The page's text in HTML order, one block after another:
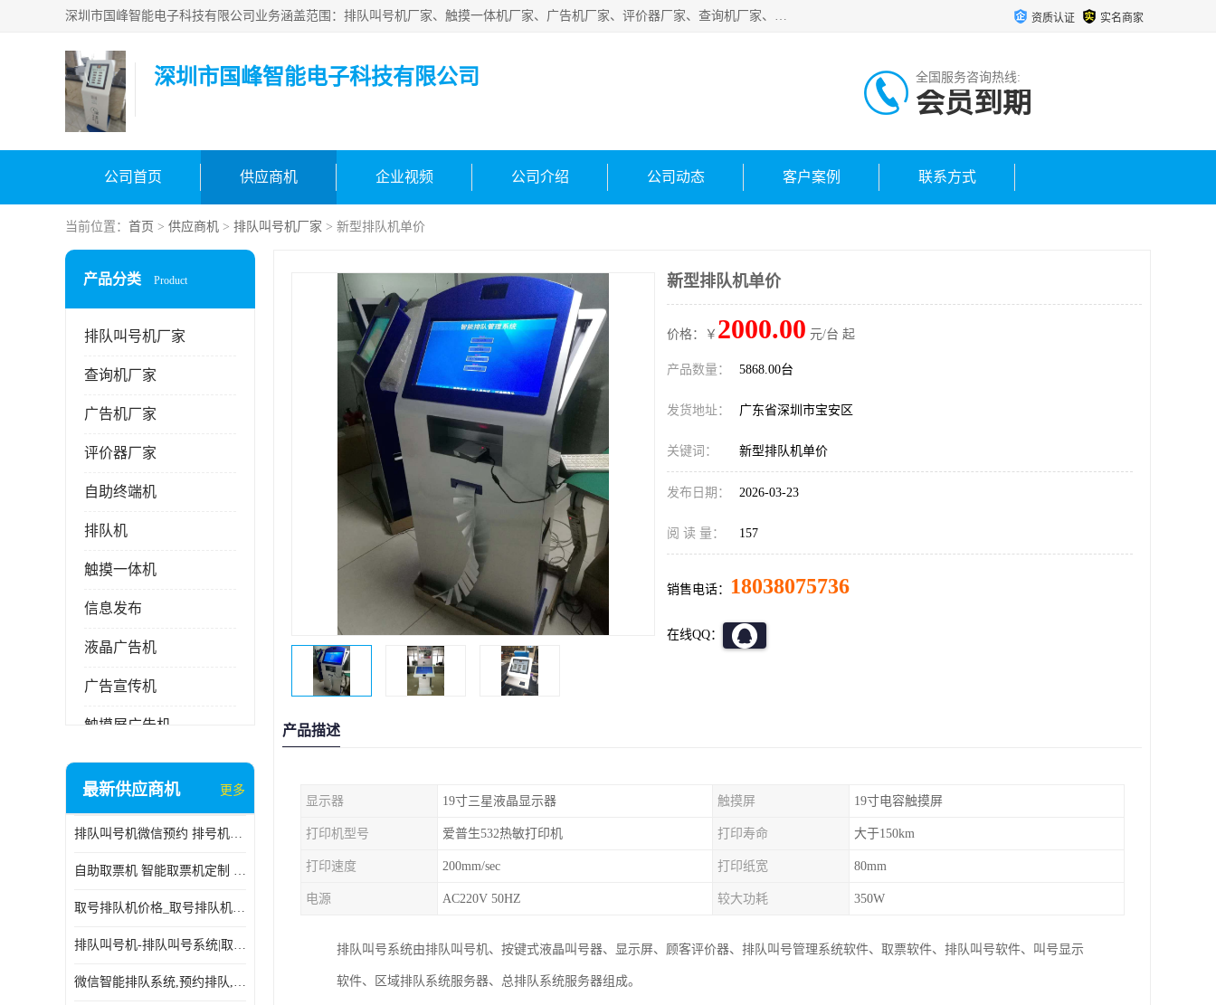
深圳市国峰智能电子科技有限公司业务涵盖范围：排队叫号机厂家、触摸一体机厂家、广告机厂家、评价器厂家、查询机厂家、自助终端机厂家；公司是一家集研发、生产、销售为一体的国民企业，设备制造商和解决方案提供商，广泛应用于银行、医院、、电力、电信、、交通、民航、保险等行业，为不同行业量身定制软硬件为一体的解决方案。 资质认证 实名商家
深圳市国峰智能电子科技有限公司 全国服务咨询热线:
会员到期
公司首页 供应商机 企业视频 公司介绍 公司动态 客户案例 联系方式
当前位置： 首页 > 供应商机 > 排队叫号机厂家 > 新型排队机单价
产品分类 Product
排队叫号机厂家
查询机厂家
广告机厂家
评价器厂家
自助终端机
排队机
触摸一体机
信息发布
液晶广告机
广告宣传机
触摸屏广告机
液晶显示器
电子白板
自助服务终端
最新供应商机 更多
排队叫号机微信预约 排号机诊所 行政大厅营业厅取号机
自助取票机 智能取票机定制 款式多样
取号排队机价格_取号排队机报价_取号排队机多少钱
排队叫号机-排队叫号系统|取号机-液晶拼接屏-自助终端机
微信智能排队系统,预约排队,扫码排队,微信叫号
新型排队机单价
价格：￥ 2000.00 元/台 起
产品数量： 5868.00台
发货地址： 广东省深圳市宝安区
关键词： 新型排队机单价
发布日期： 2026-03-23
阅 读 量： 157
销售电话： 18038075736
在线QQ：
产品描述
显示器 19寸三星液晶显示器 触摸屏 19寸电容触摸屏
打印机型号 爱普生532热敏打印机 打印寿命 大于150km
打印速度 200mm/sec 打印纸宽 80mm
电源 AC220V 50HZ 较大功耗 350W
排队叫号系统由排队叫号机、按键式液晶叫号器、显示屏、顾客评价器、排队叫号管理系统软件、取票软件、排队叫号软件、叫号显示
软件、区域排队系统服务器、总排队系统服务器组成。